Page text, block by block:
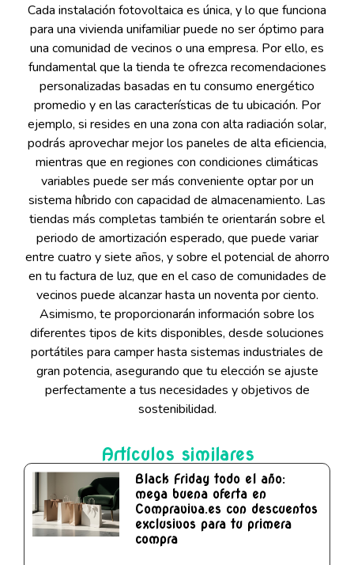
Cada instalación fotovoltaica es única, y lo que funciona
para una vivienda unifamiliar puede no ser óptimo para
una comunidad de vecinos o una empresa. Por ello, es
fundamental que la tienda te ofrezca recomendaciones
personalizadas basadas en tu consumo energético
promedio y en las características de tu ubicación. Por
ejemplo, si resides en una zona con alta radiación solar,
podrás aprovechar mejor los paneles de alta eficiencia,
mientras que en regiones con condiciones climáticas
variables puede ser más conveniente optar por un
sistema híbrido con capacidad de almacenamiento. Las
tiendas más completas también te orientarán sobre el
periodo de amortización esperado, que puede variar
entre cuatro y siete años, y sobre el potencial de ahorro
en tu factura de luz, que en el caso de comunidades de
vecinos puede alcanzar hasta un noventa por ciento.
Asimismo, te proporcionarán información sobre los
diferentes tipos de kits disponibles, desde soluciones
portátiles para camper hasta sistemas industriales de
gran potencia, asegurando que tu elección se ajuste
perfectamente a tus necesidades y objetivos de
sostenibilidad.
Artículos similares
Black Friday todo el año:
mega buena oferta en
Compraviva.es con descuentos
exclusivos para tu primera
compra